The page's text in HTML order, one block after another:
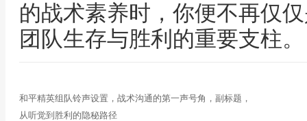
的战术素养时，你便不再仅
团队生存与胜利的重要支柱。
和平精英组队铃声设置，战术沟通的第一声号角，副标题，
从听觉到胜利的隐秘路径